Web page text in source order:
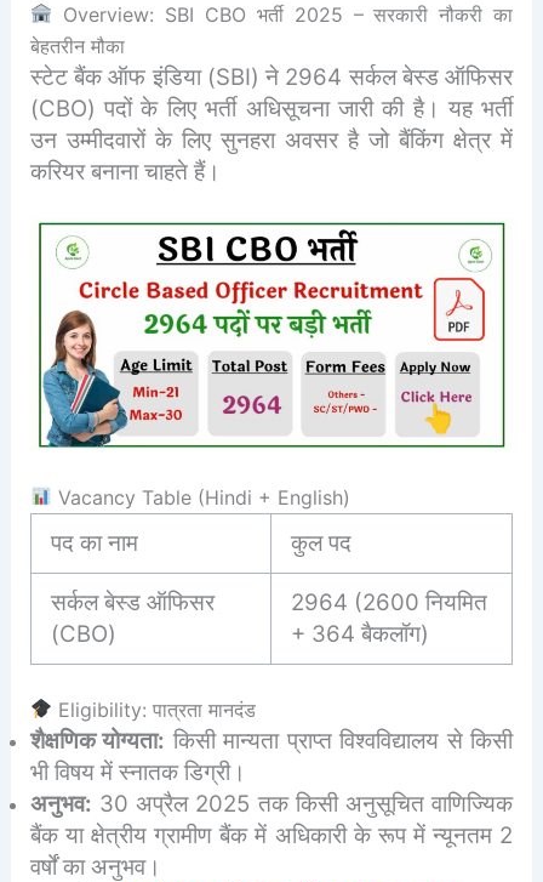
Overview: SBI CBO भर्ती 2025 – सरकारी नौकरी का
बेहतरीन मौका
स्टेट बैंक ऑफ इंडिया (SBI) ने 2964 सर्कल बेस्ड ऑफिसर
(CBO) पदों के लिए भर्ती अधिसूचना जारी की है। यह भर्ती
उन उम्मीदवारों के लिए सुनहरा अवसर है जो बैंकिंग क्षेत्र में
करियर बनाना चाहते हैं।
Vacancy Table (Hindi + English)
पद का नाम कुल पद
सर्कल बेस्ड ऑफिसर
(CBO)
2964 (2600 नियमित
+ 364 बैकलॉग)
Eligibility: पात्रता मानदंड
शैक्षणिक योग्यता: किसी मान्यता प्राप्त विश्वविद्यालय से किसी
भी विषय में स्नातक डिग्री।
अनुभव: 30 अप्रैल 2025 तक किसी अनुसूचित वाणिज्यिक
बैंक या क्षेत्रीय ग्रामीण बैंक में अधिकारी के रूप में न्यूनतम 2
वर्षों का अनुभव।